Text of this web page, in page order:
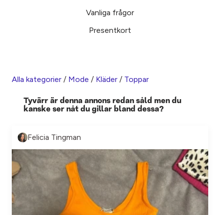
Vanliga frågor
Presentkort
Alla kategorier / Mode / Kläder / Toppar
Tyvärr är denna annons redan såld men du
kanske ser nåt du gillar bland dessa?
Felicia Tingman